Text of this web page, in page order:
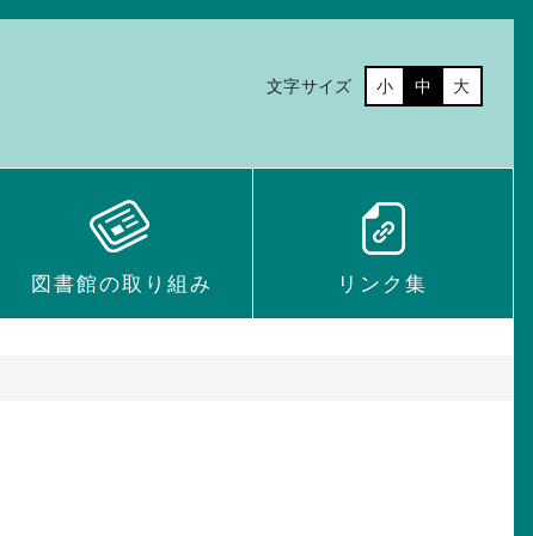
文字サイズ 小 中 大
図書館の取り組み リンク集